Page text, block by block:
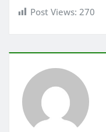
Post Views: 270